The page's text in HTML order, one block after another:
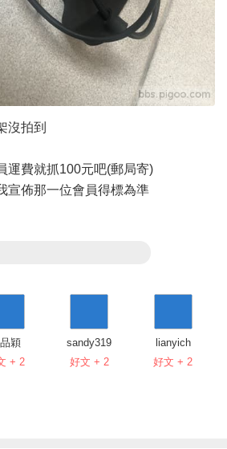
沒拍到
運費就抓100元吧(郵局寄)
宣佈那一位會員得標為準
穎
+ 2
sandy319
好文 + 2
lianyich
好文 + 2